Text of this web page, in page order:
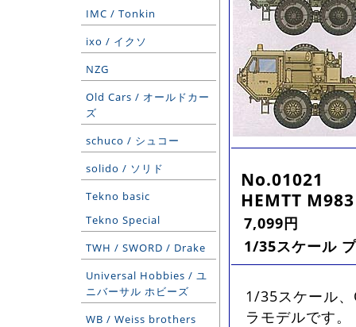
IMC / Tonkin
ixo / イクソ
NZG
Old Cars / オールドカー
ズ
schuco / シュコー
solido / ソリド
Tekno basic
Tekno Special
TWH / SWORD / Drake
Universal Hobbies / ユ
ニバーサル ホビーズ
WB / Weiss brothers
No.01021
HEMTT
7,099円
1/35スケール
1/35スケール
ラモデルです